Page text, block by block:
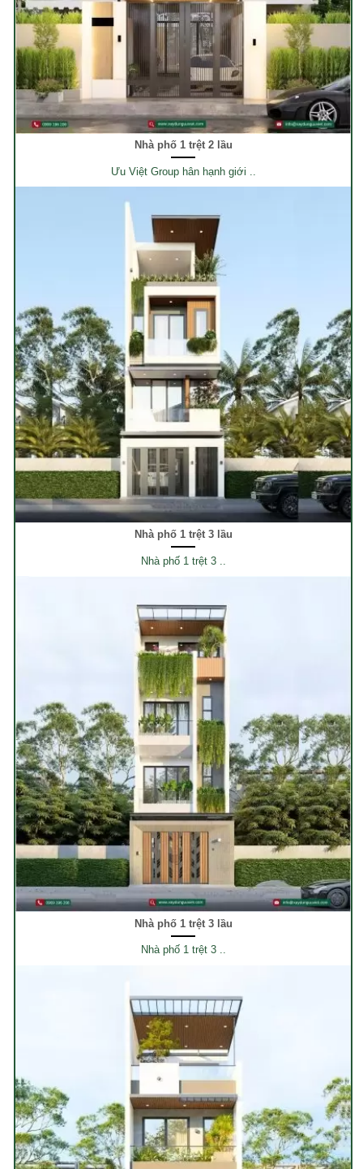
Nhà phố 1 trệt 2 lầu
Ưu Việt Group hân hạnh giới ..
Nhà phố 1 trệt 3 lầu
Nhà phố 1 trệt 3 ..
Nhà phố 1 trệt 3 lầu
Nhà phố 1 trệt 3 ..